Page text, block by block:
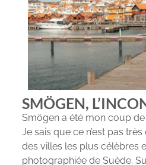
SMÖGEN,
Smögen a été mon coup
Je sais que ce n’est pas très
des villes les plus célèbres
photographiée de Suède.